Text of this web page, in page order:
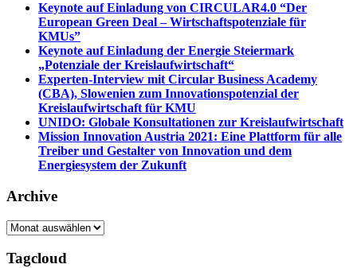
Keynote auf Einladung von CIRCULAR4.0 “Der
European Green Deal – Wirtschaftspotenziale für
KMUs”
Keynote auf Einladung der Energie Steiermark
„Potenziale der Kreislaufwirtschaft“
Experten-Interview mit Circular Business Academy
(CBA), Slowenien zum Innovationspotenzial der
Kreislaufwirtschaft für KMU
UNIDO: Globale Konsultationen zur Kreislaufwirtschaft
Mission Innovation Austria 2021: Eine Plattform für alle
Treiber und Gestalter von Innovation und dem
Energiesystem der Zukunft
Archive
Archive
Tagcloud